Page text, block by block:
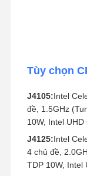
Tùy chọn
J4105:Intel
đề, 1.5GHz
10W, Intel UHD
J4125:Intel
4 chủ đề,
TDP 10W, Intel